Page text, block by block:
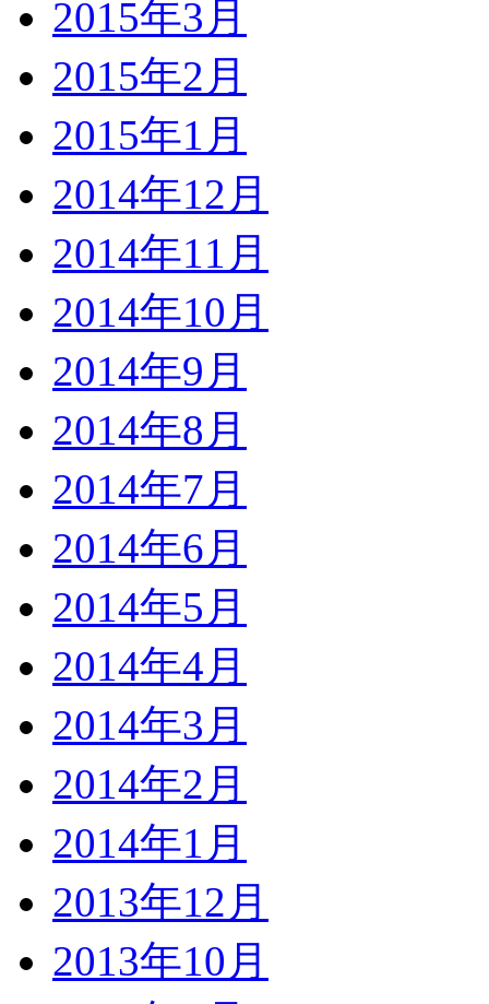
2015年3月
2015年2月
2015年1月
2014年12月
2014年11月
2014年10月
2014年9月
2014年8月
2014年7月
2014年6月
2014年5月
2014年4月
2014年3月
2014年2月
2014年1月
2013年12月
2013年10月